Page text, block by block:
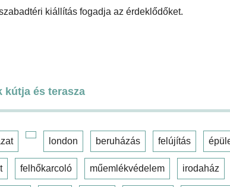
kiállítás fogadja az érdeklődőket.
kútja és terasza
london beruházás felújítás
felhőkarcoló műemlékvédelem irodaház